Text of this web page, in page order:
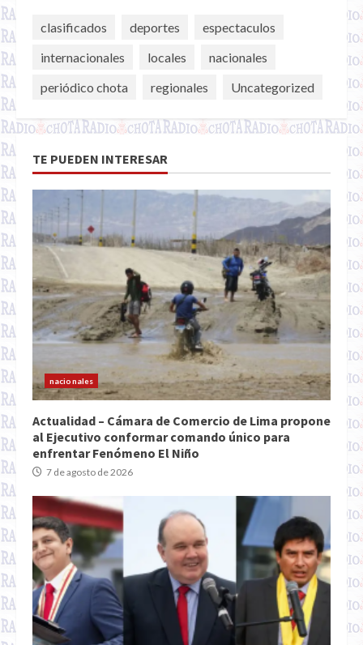
clasificados deportes
espectaculos
internacionales
locales
nacionales
periódico chota
regionales Uncategorized
TE PUEDEN INTERESAR
nacionales
Actualidad – Cámara de Comercio de Lima propone
al Ejecutivo conformar comando único para
enfrentar Fenómeno El Niño
7 de agosto de 2026